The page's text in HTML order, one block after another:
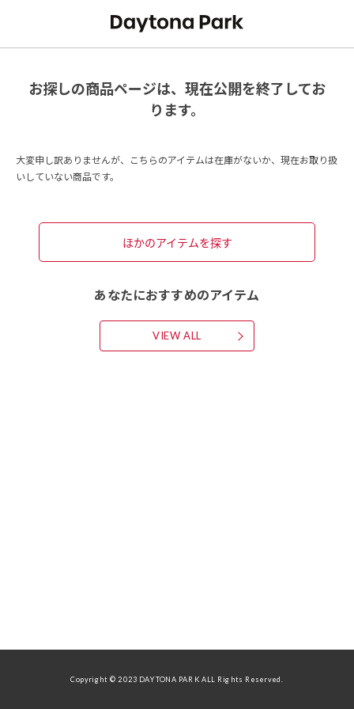
お探しの商品ページは、現在公開を終了してお
ります。
大変申し訳ありませんが、こちらのアイテムは在庫がないか、現在お取り扱
いしていない商品です。
ほかのアイテムを探す
あなたにおすすめのアイテム
VIEW ALL
Copyright © 2023 DAYTONA PARK ALL Rights Reserved.